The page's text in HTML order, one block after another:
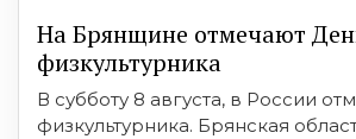
На Брянщине отмечают
физкультурника
В субботу 8 августа, в России
физкультурника. Брянская